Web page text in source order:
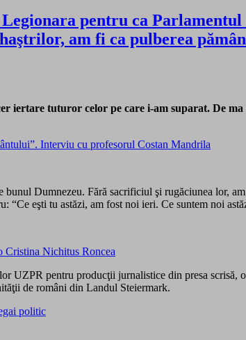
pentru ca Parlamentul
am fi ca pulberea
iertare tuturor celor pe care i-am suparat. De
Interviu cu profesorul Costan Mandrila
Dum­ne­zeu. Fără sacrificiul şi rugăciunea lor,
“Ce eşti tu as­tăzi, am fost noi ieri. Ce suntem noi
pentru producţii jurnalistice din presa scrisă,
de români din Landul Steiermark.
politic